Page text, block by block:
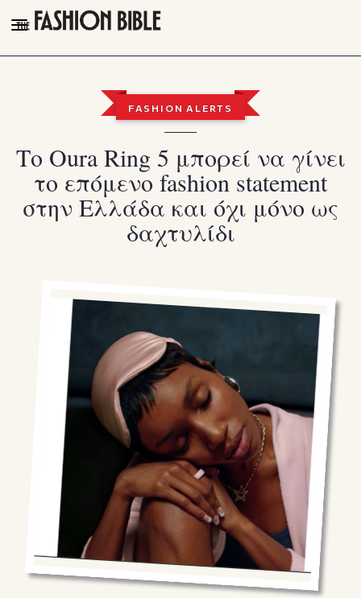
THE FASHION BIBLE
TALK OF THE TOWN
PLEASURES
VIDEOS
Instagram
Youtube
TikTok
X(Twitter)
FASHION ALERTS
Το Oura Ring 5 μπορεί να γίνει
το επόμενο fashion statement
στην Ελλάδα και όχι μόνο ως
δαχτυλίδι